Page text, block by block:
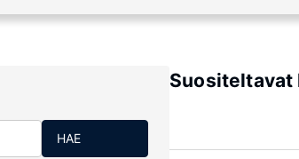
HAE
Suositeltavat